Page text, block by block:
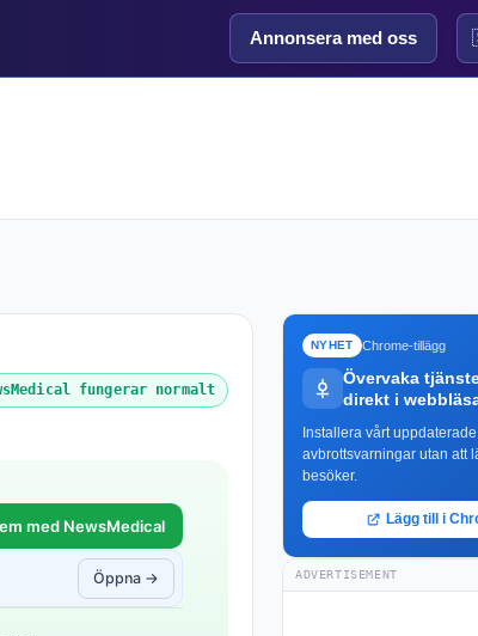
Annonsera med oss
fungerar normalt
med NewsMedical
Öppna →
NYHET Chrome-tillägg
Övervaka
direkt i
Installera vårt
avbrottsvarningar utan att
besöker.
Lägg till i
ADVERTISEMENT